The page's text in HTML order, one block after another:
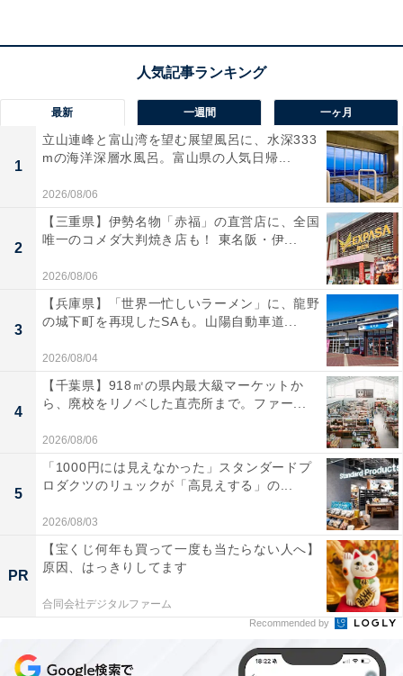
受取評価がないと「商品に問題があった？」と不
安にさせてしまう
また、受取評価がないと「もしかしたら商品に問題があ
った？」「返品や返金対応が必要？」と出品者を不安に
させてしまいます。
そのような出品者の気持ちを改めて考えると、受取評価
が遅くなる場合は事前に伝えておくことが重要というこ
とが分かってくると思います。
最新 一週間 一ヶ月
1
立山連峰と富山湾を望む展望風呂に、水深333
mの海洋深層水風呂。富山県の人気日帰...
2026/08/06
2
【三重県】伊勢名物「赤福」の直営店に、全国
唯一のコメダ大判焼き店も！ 東名阪・伊...
2026/08/06
3
【兵庫県】「世界一忙しいラーメン」に、龍野
の城下町を再現したSAも。山陽自動車道...
2026/08/04
4
【千葉県】918㎡の県内最大級マーケットか
ら、廃校をリノベした直売所まで。ファー...
2026/08/06
5
「1000円には見えなかった」スタンダードプ
ロダクツのリュックが「高見えする」の...
2026/08/03
PR
【宝くじ何年も買って一度も当たらない人へ】
原因、はっきりしてます
合同会社デジタルファーム
Recommended by